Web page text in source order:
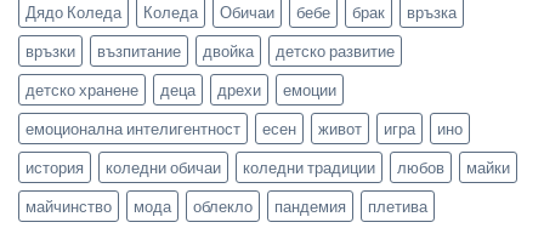
Дядо Коледа Коледа Обичаи бебе брак
връзка
връзки
възпитание двойка
детско развитие
детско хранене
деца дрехи
емоции
емоционална интелигентност
есен живот игра
ино
история
коледни обичаи коледни традиции любов
майки
майчинство
мода облекло пандемия
плетива